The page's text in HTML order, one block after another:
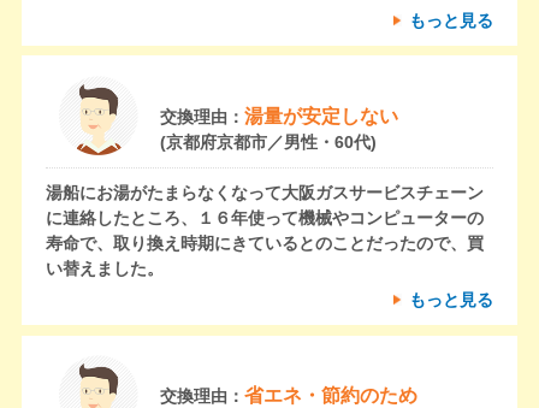
もっと見る
交換理由： 湯量が安定しない
(京都府京都市／男性・60代)
湯船にお湯がたまらなくなって大阪ガスサービスチェーン
に連絡したところ、１６年使って機械やコンピューターの
寿命で、取り換え時期にきているとのことだったので、買
い替えました。
もっと見る
交換理由： 省エネ・節約のため